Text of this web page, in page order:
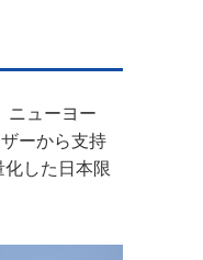
ニューヨー
ーから支持
した日本限